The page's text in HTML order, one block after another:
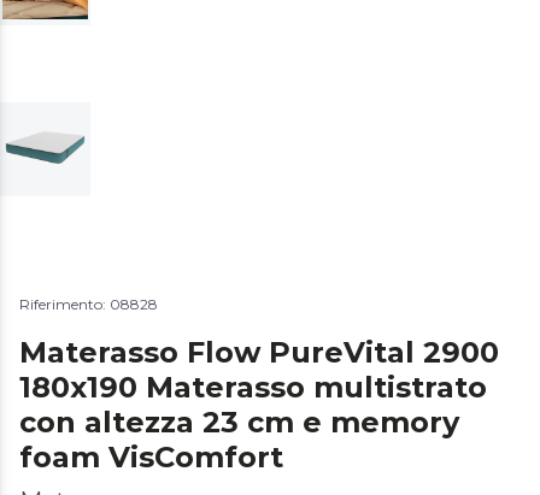
Riferimento: 08828
Materasso Flow PureVital 2900
180x190 Materasso multistrato
con altezza 23 cm e memory
foam VisComfort